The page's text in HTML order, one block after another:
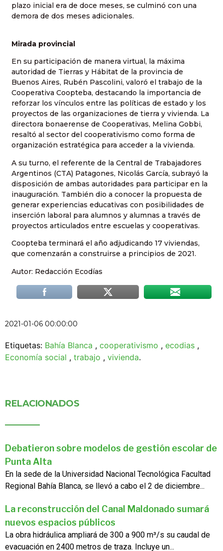
plazo inicial era de doce meses, se culminó con una
demora de dos meses adicionales.
Mirada provincial
En su participación de manera virtual, la máxima
autoridad de Tierras y Hábitat de la provincia de
Buenos Aires, Rubén Pascolini, valoró el trabajo de la
Cooperativa Coopteba, destacando la importancia de
reforzar los vínculos entre las políticas de estado y los
proyectos de las organizaciones de tierra y vivienda. La
directora bonaerense de Cooperativas, Melina Gobbi,
resaltó al sector del cooperativismo como forma de
organización estratégica para acceder a la vivienda.
A su turno, el referente de la Central de Trabajadores
Argentinos (CTA) Patagones, Nicolás García, subrayó la
disposición de ambas autoridades para participar en la
inauguración. También dio a conocer la propuesta de
generar experiencias educativas con posibilidades de
inserción laboral para alumnos y alumnas a través de
proyectos articulados entre escuelas y cooperativas.
Coopteba terminará el año adjudicando 17 viviendas,
que comenzarán a construirse a principios de 2021.
Autor: Redacción Ecodías
2021-01-06 00:00:00
Etiquetas: Bahía Blanca , cooperativismo , ecodias ,
Economía social , trabajo , vivienda.
RELACIONADOS
Debatieron sobre modelos de gestión escolar de
Punta Alta
En la sede de la Universidad Nacional Tecnológica Facultad
Regional Bahía Blanca, se llevó a cabo el 2 de diciembre...
La reconstrucción del Canal Maldonado sumará
nuevos espacios públicos
La obra hidráulica ampliará de 300 a 900 m³/s su caudal de
evacuación en 2400 metros de traza. Incluye un...